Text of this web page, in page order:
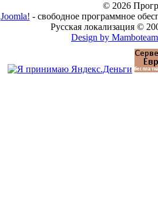
© 2026
Joomla! - свободное программное
Русская локализация ©
Design by